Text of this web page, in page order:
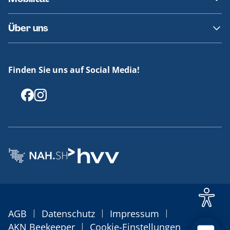
Fundsachen
Häufige Fragen
Barrierefreies Reisen
Erklärung Barrierefreiheit
Über uns
Offenlegungen
Finden Sie uns auf Social Media!
AGB | Datenschutz | Impressum |
AKN Beekeeper | Cookie-Einstellungen